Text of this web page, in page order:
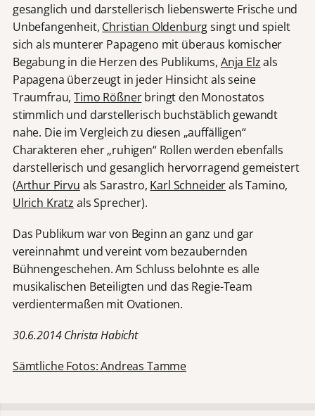
gesanglich und darstellerisch liebenswerte Frische und
Unbefangenheit, Christian Oldenburgsingt und spielt
sich als munterer Papageno mit überaus komischer
Begabung in die Herzen des Publikums, Anja Elzals
Papagena überzeugt in jeder Hinsicht als seine
Traumfrau,Timo Rößnerbringt den Monostatos
stimmlich und darstellerisch buchstäblich gewandt
nahe. Die im Vergleich zu diesen „auffälligen“
Charakteren eher „ruhigen“ Rollen werden ebenfalls
darstellerisch und gesanglich hervorragend gemeistert
(Arthur Pirvu als Sarastro, Karl Schneiderals Tamino,
Ulrich Kratz als Sprecher).
Das Publikum war von Beginn an ganz und gar
vereinnahmt und vereint vom bezaubernden
Bühnengeschehen. Am Schluss belohnte es alle
musikalischen Beteiligten und das Regie-Team
verdientermaßen mit Ovationen.
30.6.2014 Christa Habicht
Sämtliche Fotos: Andreas Tamme